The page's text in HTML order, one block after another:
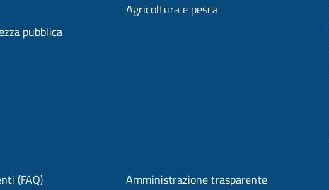
pubblica
Agricoltura e pesca
(FAQ) Amministrazione trasparente